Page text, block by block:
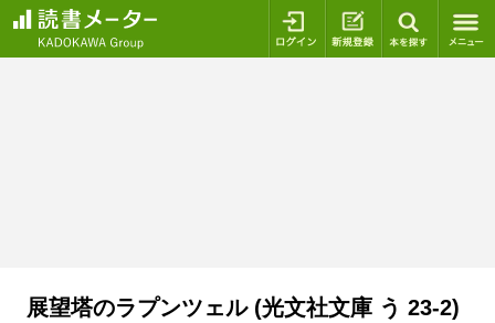
ログイン 新規登録
展望塔のラプンツェル (光文社文庫 う 23-2)